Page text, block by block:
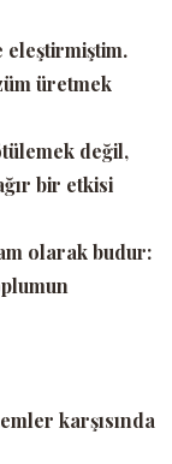
eleştirmiştim.
üretmek
değil,
bir etkisi
olarak budur:
karşısında